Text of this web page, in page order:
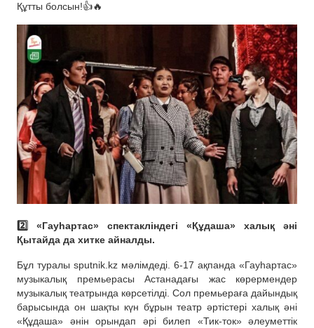
Құтты болсын!👍🔥
2️⃣ «Гауһартас» спектакліндегі «Құдаша» халық әні
Қытайда да хитке айналды.
Бұл туралы sputnik.kz мәлімдеді. 6-17 ақпанда «Гауһартас»
музыкалық премьерасы Астанадағы жас көрермендер
музыкалық театрында көрсетілді. Сол премьераға дайындық
барысында он шақты күн бұрын театр әртістері халық әні
«Құдаша» әнін орындап әрі билеп «Тик-ток» әлеуметтік